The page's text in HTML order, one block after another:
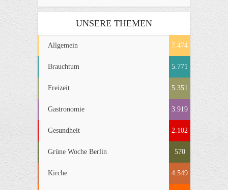
UNSERE THEMEN
Allgemein 7.474
Brauchtum 5.771
Freizeit 5.351
Gastronomie 3.919
Gesundheit 2.102
Grüne Woche Berlin 570
Kirche 4.549